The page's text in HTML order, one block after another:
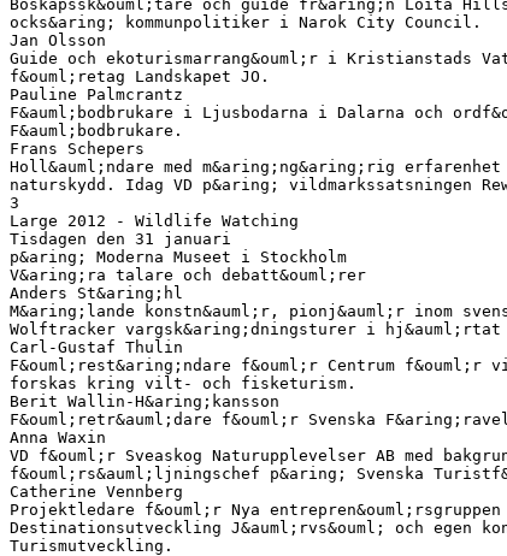
Boskapssk&ouml;tare och guide fr&aring;n Loita Hills
ocks&aring; kommunpolitiker i Narok City Council.
Jan Olsson
Guide och ekoturismarrang&ouml;r i Kristianstads
f&ouml;retag Landskapet JO.
Pauline Palmcrantz
F&auml;bodbrukare i Ljusbodarna i Dalarna och
F&auml;bodbrukare.
Frans Schepers
Holl&auml;ndare med m&aring;ng&aring;rig
naturskydd. Idag VD p&aring; vildmarkssatsningen
3
Large 2012 - Wildlife Watching
Tisdagen den 31 januari
p&aring; Moderna Museet i Stockholm
V&aring;ra talare och debatt&ouml;rer
Anders St&aring;hl
M&aring;lande konstn&auml;r, pionj&auml;r inom
Wolftracker vargsk&aring;dningsturer i hj&auml;rtat
Carl-Gustaf Thulin
F&ouml;rest&aring;ndare f&ouml;r Centrum
forskas kring vilt- och fisketurism.
Berit Wallin-H&aring;kansson
F&ouml;retr&auml;dare f&ouml;r Svenska
Anna Waxin
VD f&ouml;r Sveaskog Naturupplevelser AB med
f&ouml;rs&auml;ljningschef p&aring; Svenska
Catherine Vennberg
Projektledare f&ouml;r Nya
Destinationsutveckling J&auml;rvs&ouml; och egen
Turismutveckling.